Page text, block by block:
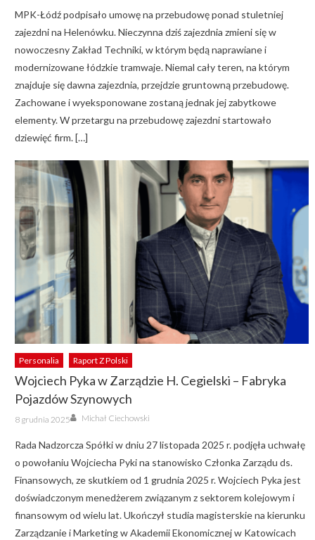
MPK-Łódź podpisało umowę na przebudowę ponad stuletniej
zajezdni na Helenówku. Nieczynna dziś zajezdnia zmieni się w
nowoczesny Zakład Techniki, w którym będą naprawiane i
modernizowane łódzkie tramwaje. Niemal cały teren, na którym
znajduje się dawna zajezdnia, przejdzie gruntowną przebudowę.
Zachowane i wyeksponowane zostaną jednak jej zabytkowe
elementy. W przetargu na przebudowę zajezdni startowało
dziewięć firm. […]
Personalia Raport Z Polski
Wojciech Pyka w Zarządzie H. Cegielski – Fabryka
Pojazdów Szynowych
Posted
on
8 grudnia 2025 Author
Michał Ciechowski
Rada Nadzorcza Spółki w dniu 27 listopada 2025 r. podjęła uchwałę
o powołaniu Wojciecha Pyki na stanowisko Członka Zarządu ds.
Finansowych, ze skutkiem od 1 grudnia 2025 r. Wojciech Pyka jest
doświadczonym menedżerem związanym z sektorem kolejowym i
finansowym od wielu lat. Ukończył studia magisterskie na kierunku
Zarządzanie i Marketing w Akademii Ekonomicznej w Katowicach